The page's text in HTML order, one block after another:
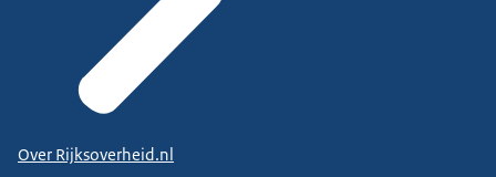
Over Rijksoverheid.nl